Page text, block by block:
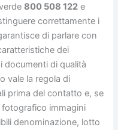
800 508 122 e
correttamente i
di parlare con
dei
documenti di qualità
vale la regola di
prima del contatto e, se
fotografico immagini
denominazione, lotto